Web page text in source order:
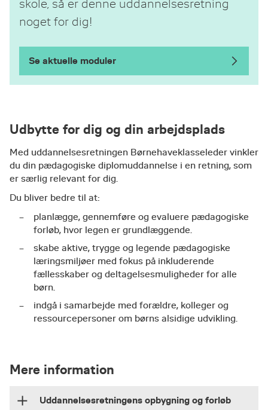
skole, så er denne uddannelsesretning
noget for dig!
Se aktuelle moduler
Udbytte for dig og din arbejdsplads
​Med uddannelsesretningen Børnehaveklasseleder vinkler
du din pædagogiske diplomuddannelse i en retning, som
er særlig relevant for dig.
Du bliver bedre til at:
​planlægge, gennemføre og evaluere pædagogiske
forløb, hvor legen er grundlæggende.
skabe aktive, trygge og legende pædagogiske
læringsmiljøer med fokus på inkluderende
fællesskaber og deltagelsesmuligheder for alle
børn.
indgå i samarbejde med forældre, kolleger og
ressourcepersoner om børns alsidige udvikling.
Mere information
Uddannelsesretningens opbygning og forløb